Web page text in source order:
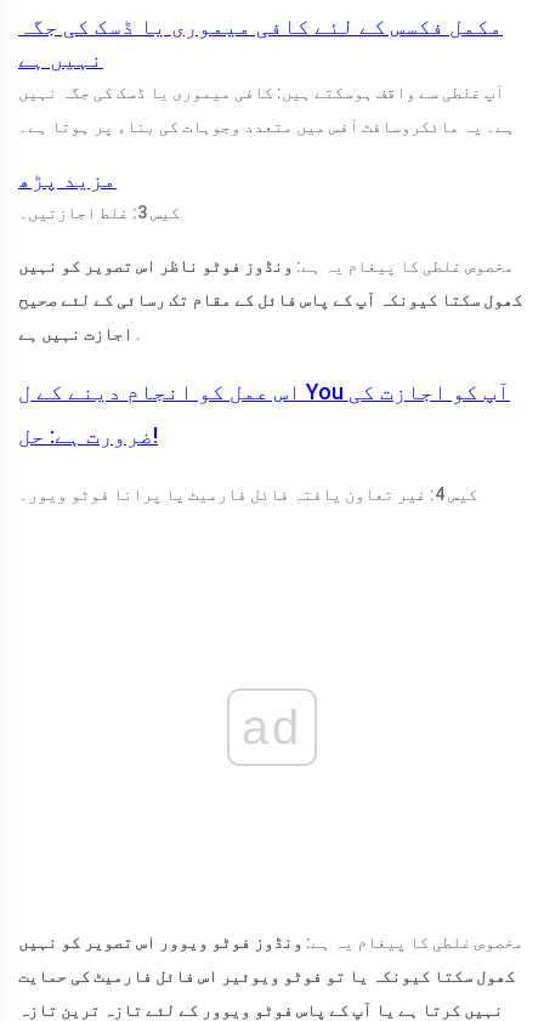
مکمل فکسس کے لئے کافی میموری یا ڈسک کی جگہ
نہیں ہے
آپ غلطی سے واقف ہوسکتے ہیں: کافی میموری یا ڈسک کی جگہ نہیں
ہے۔ یہ مائکروسافٹ آفس میں متعدد وجوہات کی بناء پر ہوتا ہے۔
مزید پڑھ
کیس 3: غلط اجازتیں۔
مخصوص غلطی کا پیغام یہ ہے: ونڈوز فوٹو ناظر اس تصویر کو نہیں
کھول سکتا کیونکہ آپ کے پاس فائل کے مقام تک رسائی کے لئے صحیح
اجازت نہیں ہے .
اس عمل کو انجام دینے کے ل You آپ کو اجازت کی
ضرورت ہے: حل!
کیس 4: غیر تعاون یافتہ فائل فارمیٹ یا پرانا فوٹو ویور۔
ad
مخصوص غلطی کا پیغام یہ ہے: ونڈوز فوٹو ویوور اس تصویر کو نہیں
کھول سکتا کیونکہ یا تو فوٹو ویوئیر اس فائل فارمیٹ کی حمایت
نہیں کرتا ہے یا آپ کے پاس فوٹو ویوور کے لئے تازہ ترین تازہ